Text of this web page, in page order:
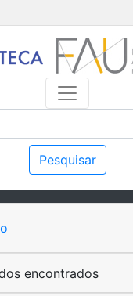
Acesso
Pesquisar
encontrados